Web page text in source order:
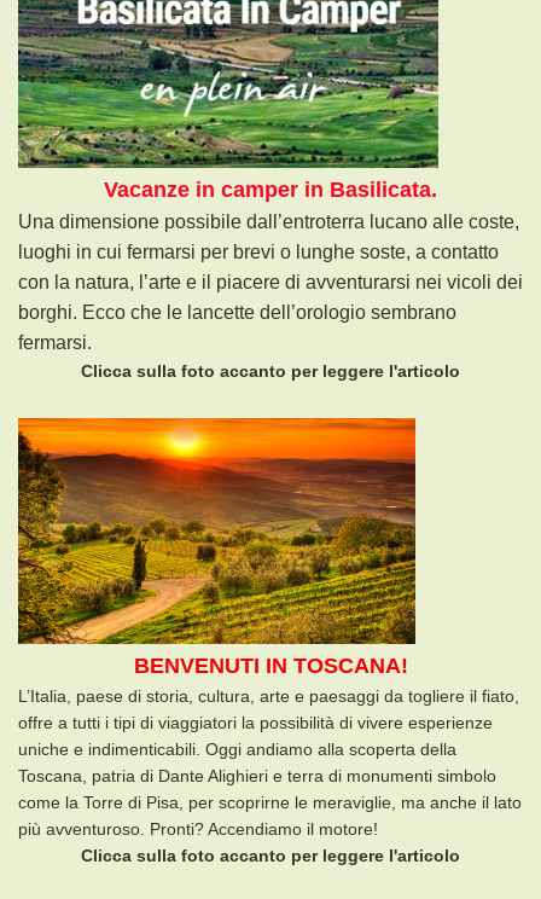
Vacanze in camper in Basilicata.
Una dimensione possibile dall’entroterra lucano alle coste,
luoghi in cui fermarsi per brevi o lunghe soste, a contatto
con la natura, l’arte e il piacere di avventurarsi nei vicoli dei
borghi. Ecco che le lancette dell’orologio sembrano
fermarsi.
Clicca sulla foto accanto per leggere l'articolo
BENVENUTI IN TOSCANA!
L’Italia, paese di storia, cultura, arte e paesaggi da togliere il fiato,
offre a tutti i tipi di viaggiatori la possibilità di vivere esperienze
uniche e indimenticabili. Oggi andiamo alla scoperta della
Toscana, patria di Dante Alighieri e terra di monumenti simbolo
come la Torre di Pisa, per scoprirne le meraviglie, ma anche il lato
più avventuroso. Pronti? Accendiamo il motore!
Clicca sulla foto accanto per leggere l'articolo